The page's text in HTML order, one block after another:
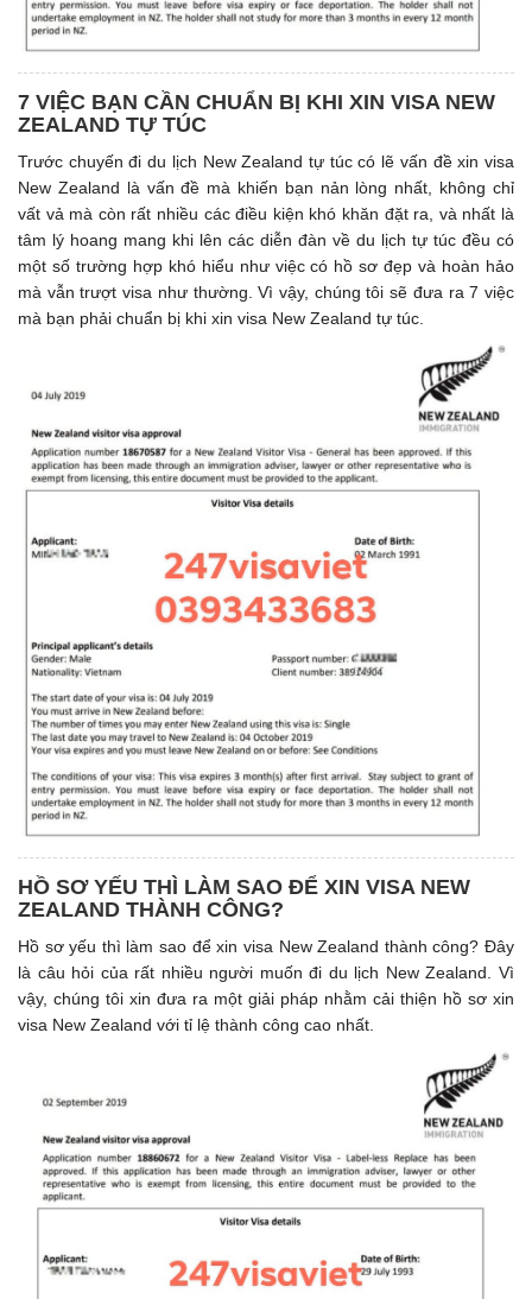
7 VIỆC BẠN CẦN CHUẨN BỊ KHI XIN VISA NEW
ZEALAND TỰ TÚC
Trước chuyến đi du lịch New Zealand tự túc có lẽ vấn đề xin visa
New Zealand là vấn đề mà khiến bạn nản lòng nhất, không chỉ
vất vả mà còn rất nhiều các điều kiện khó khăn đặt ra, và nhất là
tâm lý hoang mang khi lên các diễn đàn về du lịch tự túc đều có
một số trường hợp khó hiểu như việc có hồ sơ đẹp và hoàn hảo
mà vẫn trượt visa như thường. Vì vậy, chúng tôi sẽ đưa ra 7 việc
mà bạn phải chuẩn bị khi xin visa New Zealand tự túc.
HỒ SƠ YẾU THÌ LÀM SAO ĐỂ XIN VISA NEW
ZEALAND THÀNH CÔNG?
Hồ sơ yếu thì làm sao để xin visa New Zealand thành công? Đây
là câu hỏi của rất nhiều người muốn đi du lịch New Zealand. Vì
vậy, chúng tôi xin đưa ra một giải pháp nhằm cải thiện hồ sơ xin
visa New Zealand với tỉ lệ thành công cao nhất.